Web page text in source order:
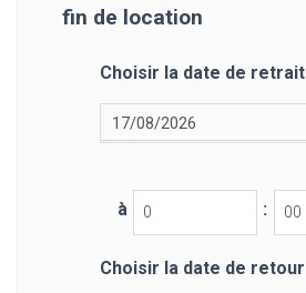
fin de location
Choisir la date de retrait
à :
Choisir la date de retour